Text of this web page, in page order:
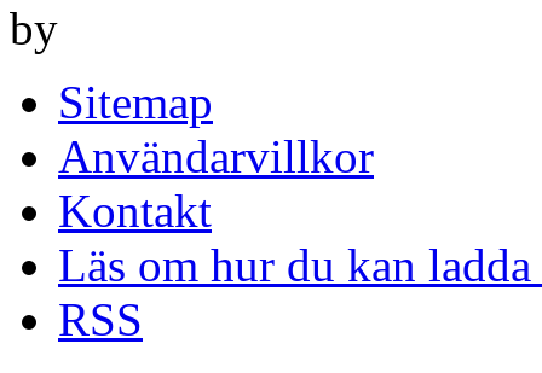
by
Sitemap
Användarvillkor
Kontakt
Läs om hur du kan
RSS